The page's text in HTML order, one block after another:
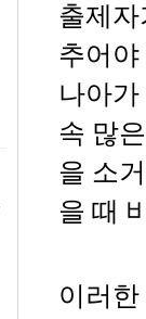
출제자
추어야
나아
속 많
을 소
을 때
이러